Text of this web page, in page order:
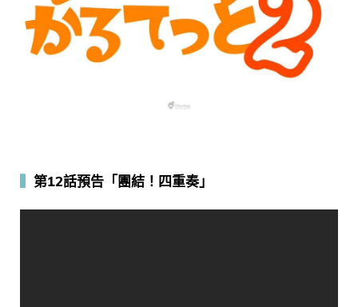
第12話預告「團結！四重奏」